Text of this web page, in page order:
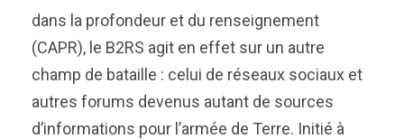
dans la profondeur et du renseignement
(CAPR), le B2RS agit en effet sur un autre
champ de bataille : celui de réseaux sociaux et
autres forums devenus autant de sources
d’informations pour l’armée de Terre. Initié à